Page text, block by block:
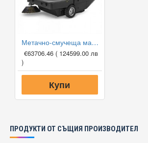
Метачно-смучеща машина Karcher KM 120/250 R Bp Classic
€63706.46 ( 124599.00 лв
)
Купи
ПРОДУКТИ ОТ СЪЩИЯ ПРОИЗВОДИТЕЛ